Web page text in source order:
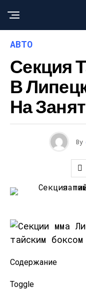
АВТО
Секция
В
На
By
Содержание
Toggle